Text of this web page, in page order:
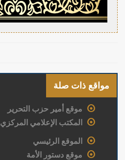
مواقع ذات صلة
موقع أمير حزب التحرير
المكتب الإعلامي المركزي
الموقع الرئيسي
موقع دستور الأمة